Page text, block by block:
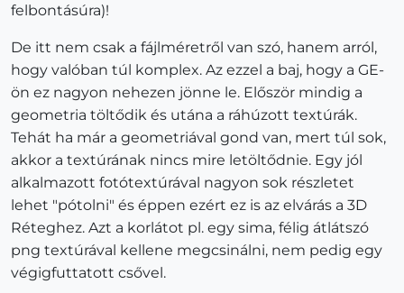
felbontásúra)!
De itt nem csak a fájlméretről van szó, hanem arról,
hogy valóban túl komplex. Az ezzel a baj, hogy a GE-
ön ez nagyon nehezen jönne le. Először mindig a
geometria töltődik és utána a ráhúzott textúrák.
Tehát ha már a geometriával gond van, mert túl sok,
akkor a textúrának nincs mire letöltődnie. Egy jól
alkalmazott fotótextúrával nagyon sok részletet
lehet "pótolni" és éppen ezért ez is az elvárás a 3D
Réteghez. Azt a korlátot pl. egy sima, félig átlátszó
png textúrával kellene megcsinálni, nem pedig egy
végigfuttatott csővel.